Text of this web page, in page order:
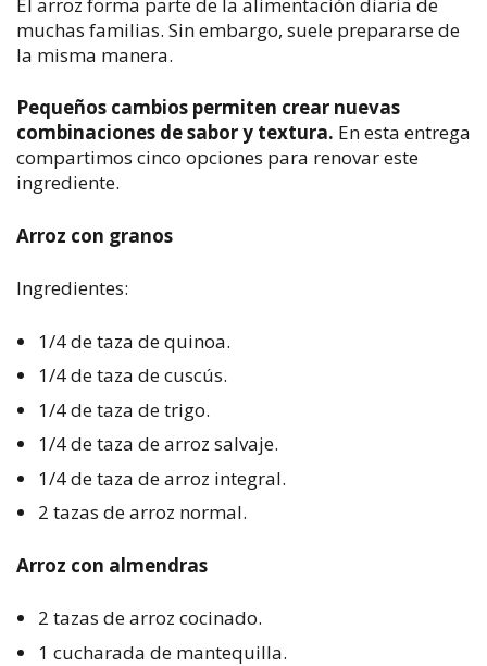
muchas familias. Sin embargo, suele prepararse de
la misma manera.
Pequeños cambios permiten crear nuevas
combinaciones de sabor y textura. En esta entrega
compartimos cinco opciones para renovar este
ingrediente.
Arroz con granos
Ingredientes:
1/4 de taza de quinoa.
1/4 de taza de cuscús.
1/4 de taza de trigo.
1/4 de taza de arroz salvaje.
1/4 de taza de arroz integral.
2 tazas de arroz normal.
Arroz con almendras
2 tazas de arroz cocinado.
1 cucharada de mantequilla.